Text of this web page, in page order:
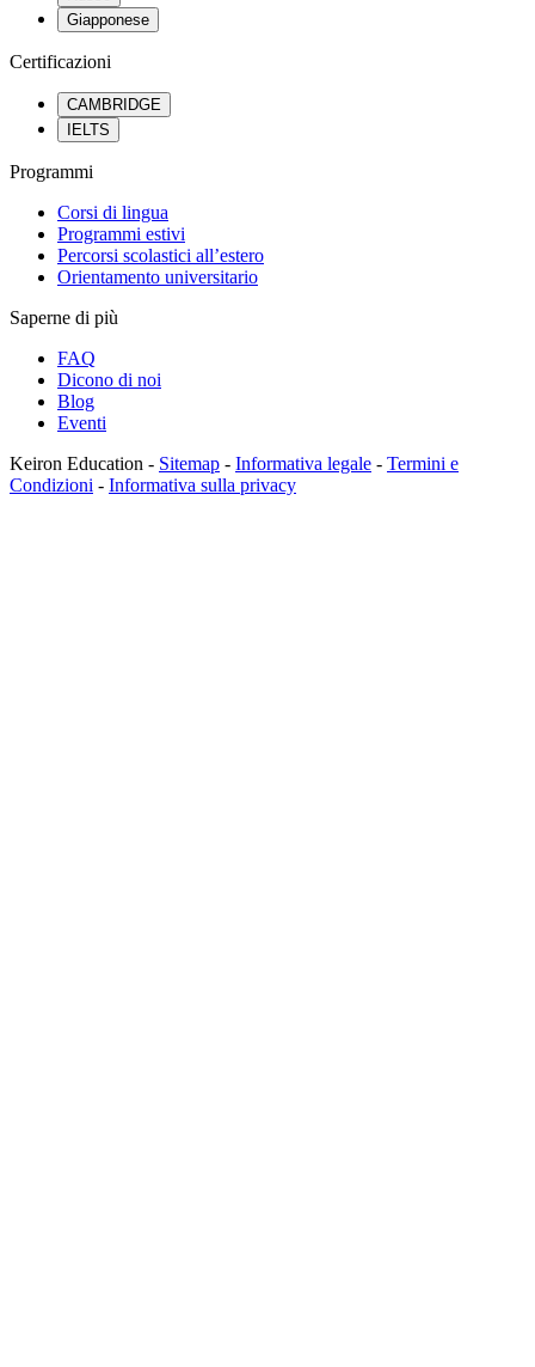
Giapponese
Certificazioni
CAMBRIDGE
IELTS
Programmi
Corsi di lingua
Programmi estivi
Percorsi scolastici all’estero
Orientamento universitario
Saperne di più
FAQ
Dicono di noi
Blog
Eventi
Keiron Education - Sitemap - Informativa legale - Termini e
Condizioni - Informativa sulla privacy